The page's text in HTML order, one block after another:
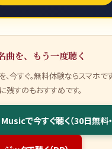
曲を、もう一度聴く
今すぐ。無料体験ならスマホで
残すのもおすすめです。
で今すぐ聴く（30日無料・